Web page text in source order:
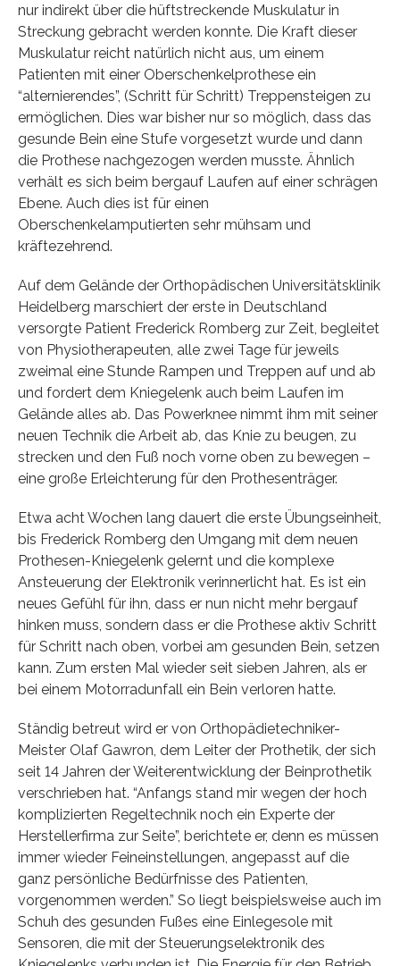
nur indirekt über die hüftstreckende Muskulatur in
Streckung gebracht werden konnte. Die Kraft dieser
Muskulatur reicht natürlich nicht aus, um einem
Patienten mit einer Oberschenkelprothese ein
“alternierendes”, (Schritt für Schritt) Treppensteigen zu
ermöglichen. Dies war bisher nur so möglich, dass das
gesunde Bein eine Stufe vorgesetzt wurde und dann
die Prothese nachgezogen werden musste. Ähnlich
verhält es sich beim bergauf Laufen auf einer schrägen
Ebene. Auch dies ist für einen
Oberschenkelamputierten sehr mühsam und
kräftezehrend.
Auf dem Gelände der Orthopädischen Universitätsklinik
Heidelberg marschiert der erste in Deutschland
versorgte Patient Frederick Romberg zur Zeit, begleitet
von Physiotherapeuten, alle zwei Tage für jeweils
zweimal eine Stunde Rampen und Treppen auf und ab
und fordert dem Kniegelenk auch beim Laufen im
Gelände alles ab. Das Powerknee nimmt ihm mit seiner
neuen Technik die Arbeit ab, das Knie zu beugen, zu
strecken und den Fuß noch vorne oben zu bewegen –
eine große Erleichterung für den Prothesenträger.
Etwa acht Wochen lang dauert die erste Übungseinheit,
bis Frederick Romberg den Umgang mit dem neuen
Prothesen-Kniegelenk gelernt und die komplexe
Ansteuerung der Elektronik verinnerlicht hat. Es ist ein
neues Gefühl für ihn, dass er nun nicht mehr bergauf
hinken muss, sondern dass er die Prothese aktiv Schritt
für Schritt nach oben, vorbei am gesunden Bein, setzen
kann. Zum ersten Mal wieder seit sieben Jahren, als er
bei einem Motorradunfall ein Bein verloren hatte.
Ständig betreut wird er von Orthopädietechniker-
Meister Olaf Gawron, dem Leiter der Prothetik, der sich
seit 14 Jahren der Weiterentwicklung der Beinprothetik
verschrieben hat. “Anfangs stand mir wegen der hoch
komplizierten Regeltechnik noch ein Experte der
Herstellerfirma zur Seite”, berichtete er, denn es müssen
immer wieder Feineinstellungen, angepasst auf die
ganz persönliche Bedürfnisse des Patienten,
vorgenommen werden.” So liegt beispielsweise auch im
Schuh des gesunden Fußes eine Einlegesole mit
Sensoren, die mit der Steuerungselektronik des